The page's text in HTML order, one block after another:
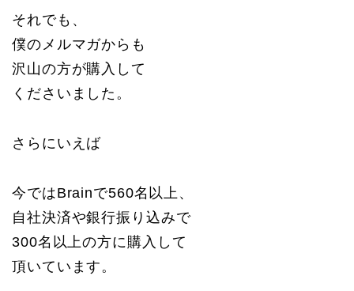
それでも、
僕のメルマガからも
沢山の方が購入して
くださいました。
さらにいえば
今ではBrainで560名以上、
自社決済や銀行振り込みで
300名以上の方に購入して
頂いています。